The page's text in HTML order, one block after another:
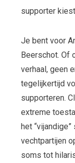
supporter
Je bent voor
Beerschot. Of
verhaal, geen
tegelijkertijd
supporteren.
extreme
het
vechtpartijen
soms tot